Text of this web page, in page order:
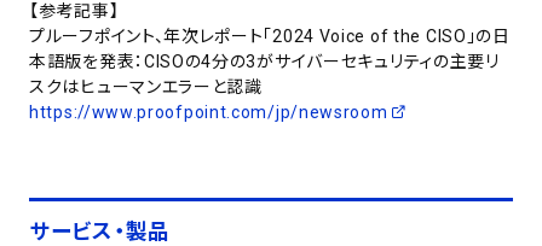
【参考記事】
プルーフポイント、年次レポート「2024 Voice of the CISO」の日
本語版を発表：CISOの4分の3がサイバーセキュリティの主要リ
スクはヒューマンエラーと認識
https://www.proofpoint.com/jp/newsroom
サービス・製品